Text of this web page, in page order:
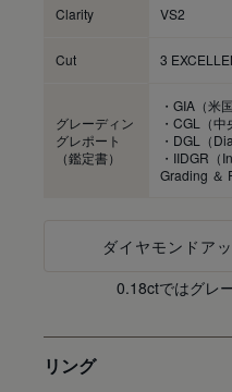
Clarity VS2
Cut 3
グレーディン
グレポート
（鑑定書）
・GIA（米
・CGL（中
・DGL（
・IIDGR（
Grading ＆
ダイヤモンドア
0.18ctではグレ
リング